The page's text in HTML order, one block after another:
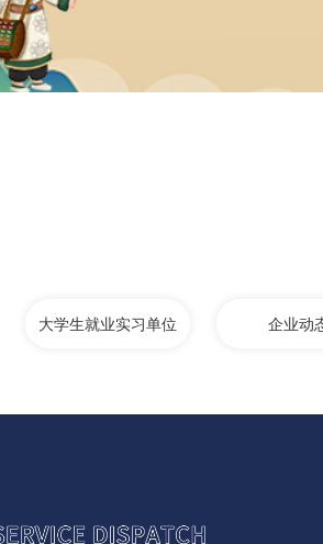
大学生就业实习单位 企业动